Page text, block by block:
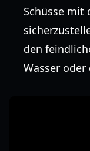
Schüsse mit
den
Wasser